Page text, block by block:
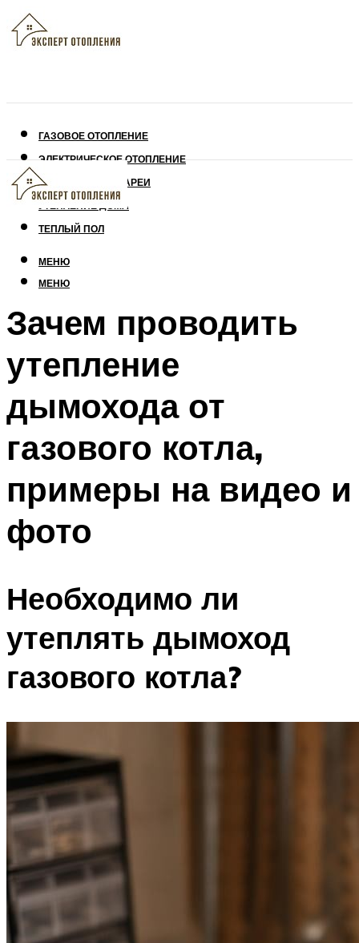
ГАЗОВОЕ ОТОПЛЕНИЕ
ЭЛЕКТРИЧЕСКОЕ ОТОПЛЕНИЕ
СОЛНЕЧНЫЕ БАТАРЕИ
УТЕПЛЕНИЕ ДОМА
ТЕПЛЫЙ ПОЛ
МЕНЮ
МЕНЮ
Зачем проводить
утепление
дымохода от
газового котла,
примеры на видео и
фото
Необходимо ли
утеплять дымоход
газового котла?